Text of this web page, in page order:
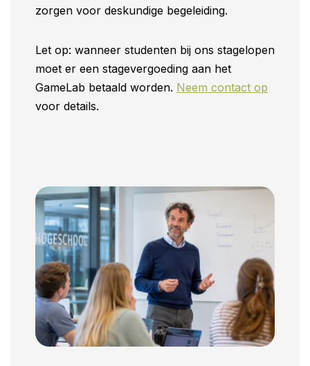
zorgen voor deskundige begeleiding.
Let op: wanneer studenten bij ons stagelopen
moet er een stagevergoeding aan het
GameLab betaald worden. Neem contact op
voor details.